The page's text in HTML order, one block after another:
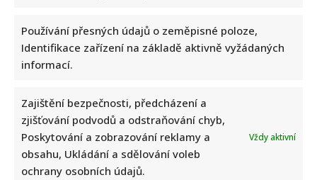
Používání přesných údajů o zeměpisné poloze,
Identifikace zařízení na základě aktivně vyžádaných
informací.
Zajištění bezpečnosti, předcházení a
zjišťování podvodů a odstraňování chyb,
Poskytování a zobrazování reklamy a
obsahu, Ukládání a sdělování voleb
ochrany osobních údajů.
Vždy aktivní
Retro kvíz o socialistických dobrotách: Starší ročníky si
budou pamatovat 10/10